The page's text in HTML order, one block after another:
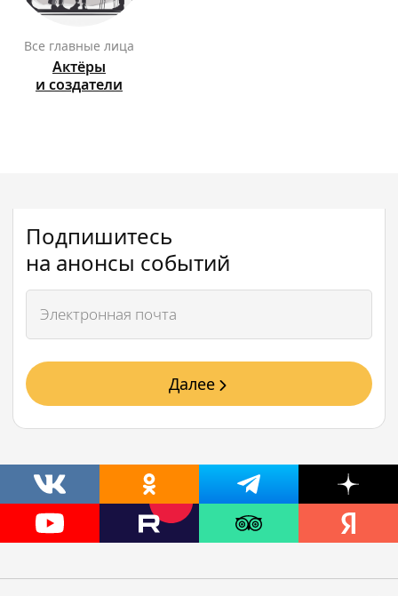
Все главные лица
Актёры
и создатели
Подпишитесь
на анонсы событий
Далее